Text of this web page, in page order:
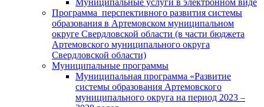
Муниципальные услуги в электронном виде
Программа перспективного развития системы
образования в Артемовском муниципальном
округе Свердловской области (в части бюджета
Артемовского муниципального округа
Свердловской области)
Муниципальные программы
Муниципальная программа «Развитие
системы образования Артемовского
муниципального округа на период 2023 –